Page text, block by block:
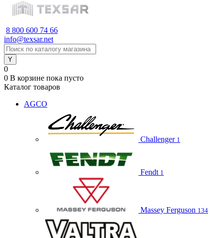
8 800 600 74 66
info@texsar.net
0
0 В корзине пока пусто
Каталог товаров
AGCO
Challenger 1
Fendt 1
Massey Ferguson 134